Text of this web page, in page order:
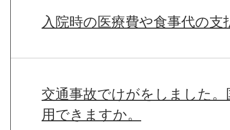
入院時の医療費や食事代の
交通事故でけがをしました
用できますか。